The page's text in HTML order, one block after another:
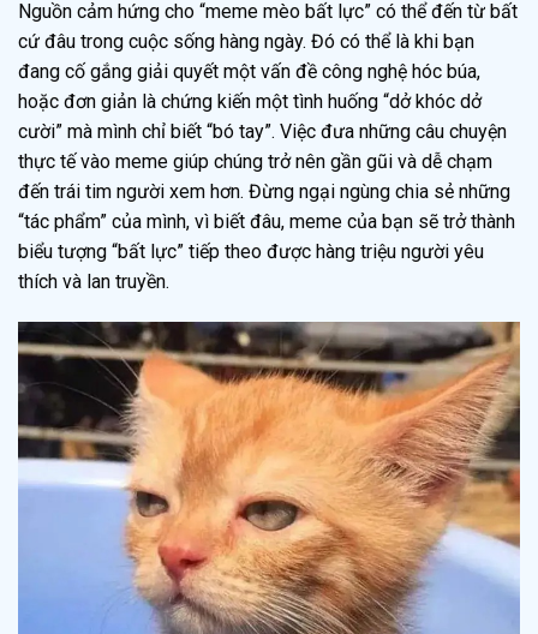
Nguồn cảm hứng cho “meme mèo bất lực” có thể đến từ bất
cứ đâu trong cuộc sống hàng ngày. Đó có thể là khi bạn
đang cố gắng giải quyết một vấn đề công nghệ hóc búa,
hoặc đơn giản là chứng kiến một tình huống “dở khóc dở
cười” mà mình chỉ biết “bó tay”. Việc đưa những câu chuyện
thực tế vào meme giúp chúng trở nên gần gũi và dễ chạm
đến trái tim người xem hơn. Đừng ngại ngùng chia sẻ những
“tác phẩm” của mình, vì biết đâu, meme của bạn sẽ trở thành
biểu tượng “bất lực” tiếp theo được hàng triệu người yêu
thích và lan truyền.